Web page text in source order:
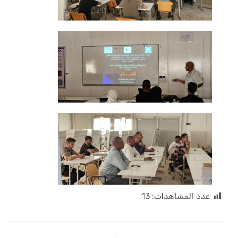
عدد المشاهدات: 13